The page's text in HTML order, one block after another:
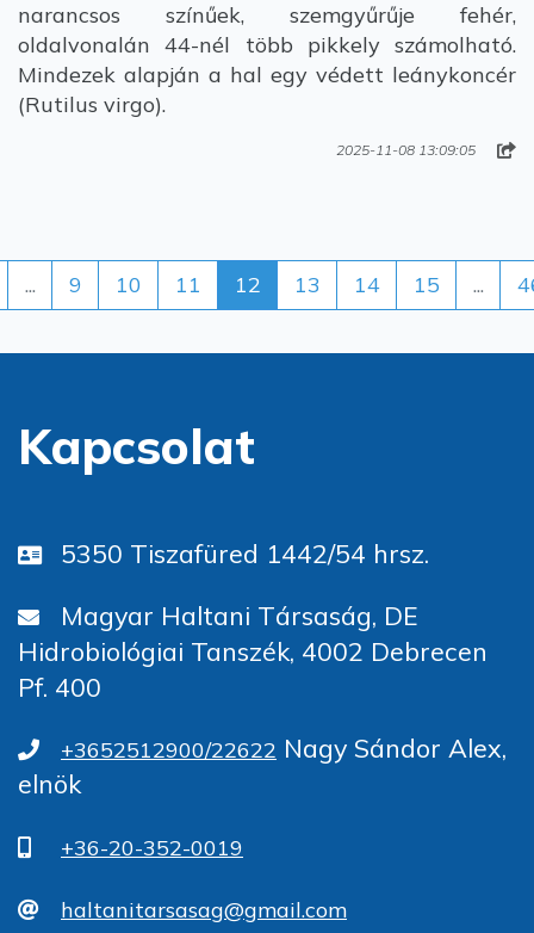
narancsos színűek, szemgyűrűje fehér,
oldalvonalán 44-nél több pikkely számolható.
Mindezek alapján a hal egy védett leánykoncér
(Rutilus virgo).
2025-11-08 13:09:05
... 9 10 11 12 13 14 15 ...
Kapcsolat
5350 Tiszafüred 1442/54 hrsz.
Magyar Haltani Társaság, DE
Hidrobiológiai Tanszék, 4002 Debrecen
Pf. 400
+3652512900/22622 Nagy Sándor Alex,
elnök
+36-20-352-0019
haltanitarsasag@gmail.com